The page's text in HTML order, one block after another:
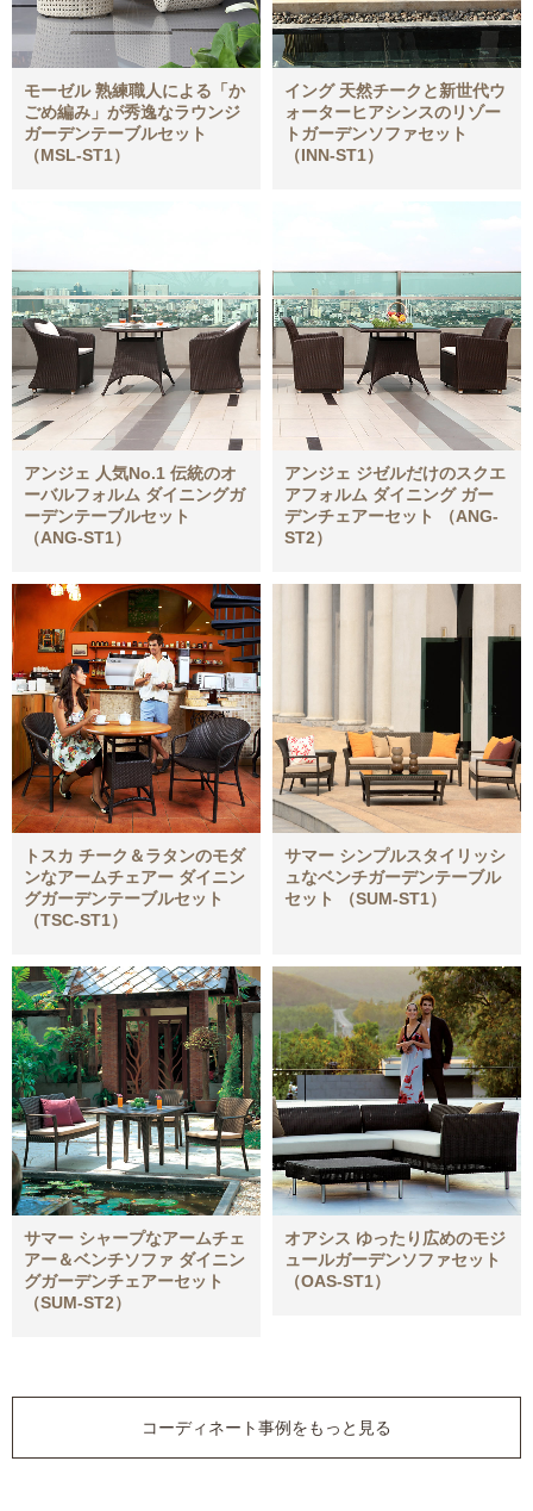
モーゼル 熟練職人による「か
ごめ編み」が秀逸なラウンジ
ガーデンテーブルセット
（MSL-ST1）
イング 天然チークと新世代ウ
ォーターヒアシンスのリゾー
トガーデンソファセット
（INN-ST1）
アンジェ 人気No.1 伝統のオ
ーバルフォルム ダイニングガ
ーデンテーブルセット
（ANG-ST1）
アンジェ ジゼルだけのスクエ
アフォルム ダイニング ガー
デンチェアーセット （ANG-
ST2）
トスカ チーク＆ラタンのモダ
ンなアームチェアー ダイニン
グガーデンテーブルセット
（TSC-ST1）
サマー シンプルスタイリッシ
ュなベンチガーデンテーブル
セット （SUM-ST1）
サマー シャープなアームチェ
アー＆ベンチソファ ダイニン
グガーデンチェアーセット
（SUM-ST2）
オアシス ゆったり広めのモジ
ュールガーデンソファセット
（OAS-ST1）
コーディネート事例をもっと見る